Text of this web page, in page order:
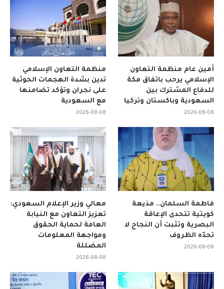
منظمة التعاون الإسلامي
تدين بشدة الهجمات الحوثية
على نجران وتؤكد تضامنها
مع السعودية
2026-08-08
أمين عام منظمة التعاون
الإسلامي يرحب باتفاق مكة
للدفاع المشترك بين
السعودية وباكستان وتركيا
2026-08-08
معالي وزير الإعلام السعودي:
تعزيز التعاون مع النيابة
العامة لحماية الحقوق
ومواجهة المعلومات
المضللة
2026-08-08
فاطمة السلمان.. مذيعة
كويتية تتحدى الإعاقة
البصرية وتثبت أن النجاح لا
تحدّه الظروف
2026-08-08